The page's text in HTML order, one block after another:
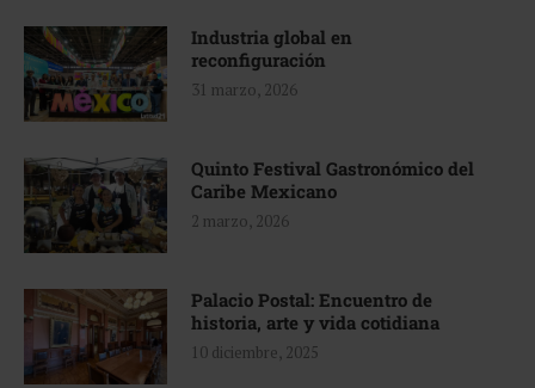
Industria global en
reconfiguración
31 marzo, 2026
Quinto Festival Gastronómico del
Caribe Mexicano
2 marzo, 2026
Palacio Postal: Encuentro de
historia, arte y vida cotidiana
10 diciembre, 2025